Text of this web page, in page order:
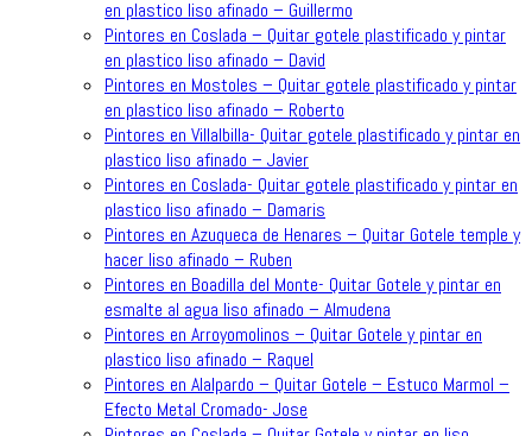
en plastico liso afinado – Guillermo
Pintores en Coslada – Quitar gotele plastificado y pintar
en plastico liso afinado – David
Pintores en Mostoles – Quitar gotele plastificado y pintar
en plastico liso afinado – Roberto
Pintores en Villalbilla- Quitar gotele plastificado y pintar en
plastico liso afinado – Javier
Pintores en Coslada- Quitar gotele plastificado y pintar en
plastico liso afinado – Damaris
Pintores en Azuqueca de Henares – Quitar Gotele temple y
hacer liso afinado – Ruben
Pintores en Boadilla del Monte- Quitar Gotele y pintar en
esmalte al agua liso afinado – Almudena
Pintores en Arroyomolinos – Quitar Gotele y pintar en
plastico liso afinado – Raquel
Pintores en Alalpardo – Quitar Gotele – Estuco Marmol –
Efecto Metal Cromado- Jose